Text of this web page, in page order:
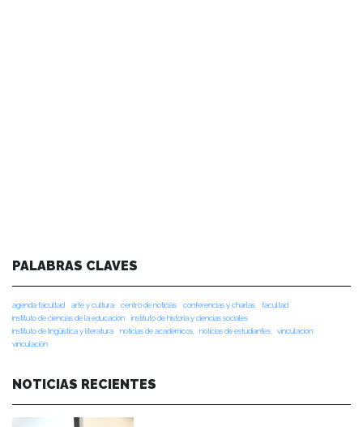
PALABRAS CLAVES
agenda facultad arte y cultura centro de noticias conferencias y charlas
facultad
instituto de ciencias de la educación
instituto de historia y ciencias sociales
instituto de lingüística y literatura
noticias de académicos noticias de estudiantes
vinculacion
vinculación
NOTICIAS RECIENTES